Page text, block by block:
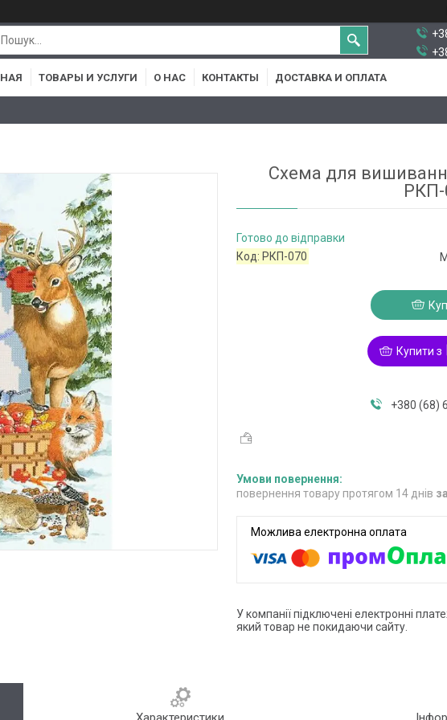
ТОВАРЫ И УСЛУГИ О НАС КОНТАКТЫ ДОСТАВКА И ОПЛАТА
Схема для
РКП-
Готово до відправки
Код: РКП-070
Купити з
+380 (68)
повернення товару протягом 14 днів
У компанії підключені електронні
який товар не покидаючи сайту.